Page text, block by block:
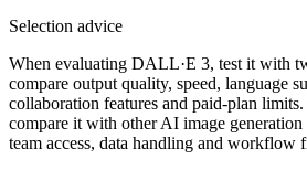
Selection advice
When evaluating DALL·E 3, test it with
compare output quality, speed, language
collaboration features and paid-plan limits.
compare it with other AI image
team access, data handling and workflow